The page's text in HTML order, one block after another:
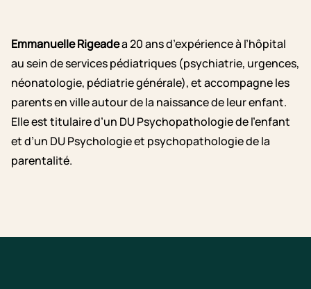
Emmanuelle Rigeadea 20 ans d’expérience à l’hôpital
au sein de services pédiatriques (psychiatrie, urgences,
néonatologie, pédiatrie générale), et accompagne les
parents en ville autour de la naissance de leur enfant.
Elle est titulaire d’un DU Psychopathologie de l’enfant
et d’un DU Psychologie et psychopathologie de la
parentalité.